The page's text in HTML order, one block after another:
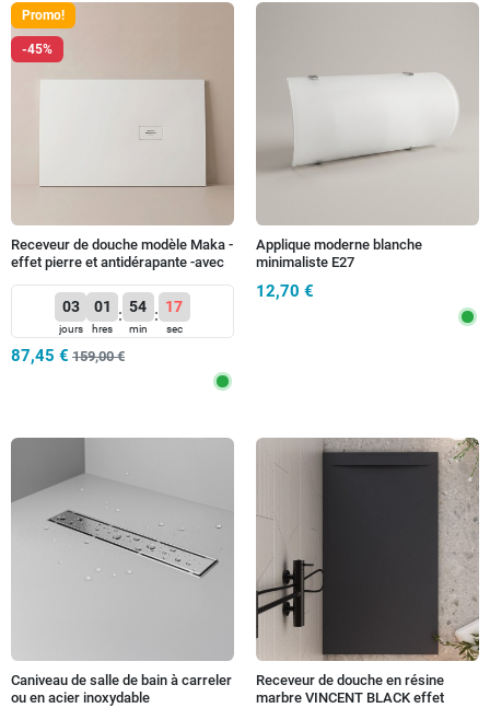
Promo!
-45%
Receveur de douche modèle Maka -
effet pierre et antidérapante -avec
03
jours
01
hres
: 54
min
: 14
sec
87,45 € 159,00 €
Applique moderne blanche
minimaliste E27
12,70 €
Caniveau de salle de bain à carreler
ou en acier inoxydable
Receveur de douche en résine
marbre VINCENT BLACK effet